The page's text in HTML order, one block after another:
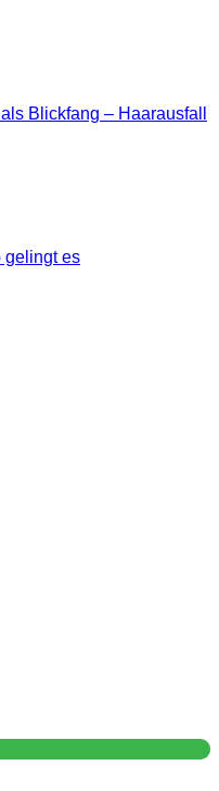
Blickfang – Haarausfall
gelingt es